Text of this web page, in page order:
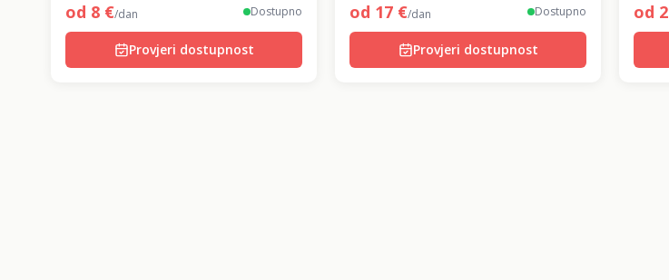
camping i festivale.
od 8 €/dan Dostupno
Provjeri dostupnost
jednom najmu!
od 17 €/dan Dostupno
Provjeri dostupnost
od 2